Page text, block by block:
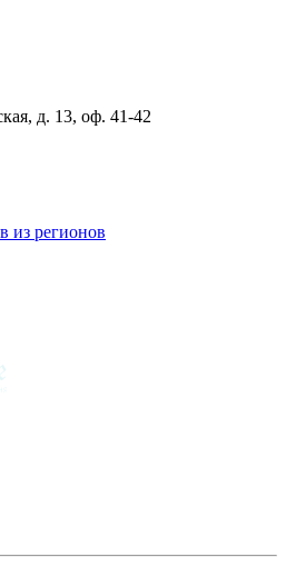
д. 13, оф. 41-42
из регионов